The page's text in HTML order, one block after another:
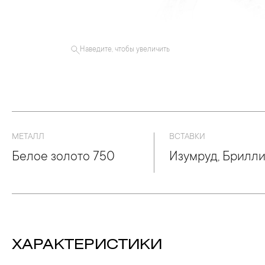
Наведите, чтобы увеличить
МЕТАЛЛ
Белое золото 750
ВСТАВКИ
Изумруд,
ХАРАКТЕРИСТИКИ